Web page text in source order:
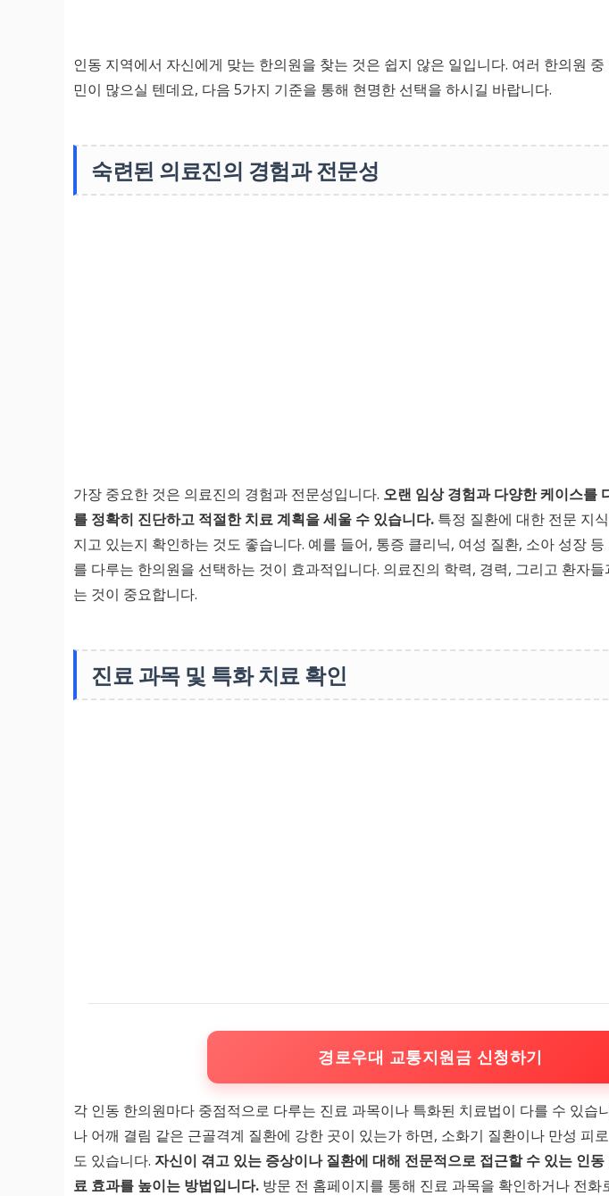
인동 지역에서 자신에게 맞는 한의원을 찾는 것은 쉽지 않은 일입니다. 여러 한의원
민이 많으실 텐데요, 다음 5가지 기준을 통해 현명한 선택을 하시길 바랍니다.
숙련된 의료진의 경험과 전문성
가장 중요한 것은 의료진의 경험과 전문성입니다. 오랜 임상 경험과 다양한 케이스를
를 정확히 진단하고 적절한 치료 계획을 세울 수 있습니다. 특정 질환에 대한 전문 지
지고 있는지 확인하는 것도 좋습니다. 예를 들어, 통증 클리닉, 여성 질환, 소아 성장
를 다루는 한의원을 선택하는 것이 효과적입니다. 의료진의 학력, 경력, 그리고 환자
는 것이 중요합니다.
진료 과목 및 특화 치료 확인
경로우대 교통지원금 신청하기
각 인동 한의원마다 중점적으로 다루는 진료 과목이나 특화된 치료법이 다를 수 있습
나 어깨 결림 같은 근골격계 질환에 강한 곳이 있는가 하면, 소화기 질환이나 만성 피
도 있습니다. 자신이 겪고 있는 증상이나 질환에 대해 전문적으로 접근할 수 있는 인
료 효과를 높이는 방법입니다. 방문 전 홈페이지를 통해 진료 과목을 확인하거나 전화